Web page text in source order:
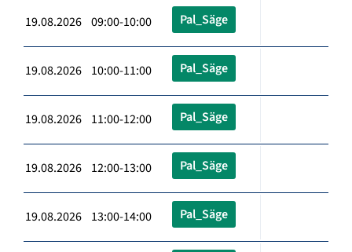
19.08.2026 09:00-10:00 Pal_Säge
19.08.2026 10:00-11:00 Pal_Säge
19.08.2026 11:00-12:00 Pal_Säge
19.08.2026 12:00-13:00 Pal_Säge
19.08.2026 13:00-14:00 Pal_Säge